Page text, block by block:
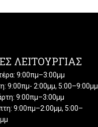
ΛΕΙΤΟΥΡΓΊΑΣ
9:00πμ–3:00μμ
9:00πμ- 2:00μμ, 5:00–9:00μμ
9:00πμ–3:00μμ
9:00πμ–2:00μμ, 5:00–